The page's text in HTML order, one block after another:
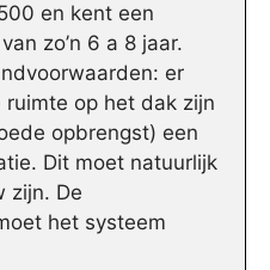
en kent een
zo’n 6 a 8 jaar.
er
op het dak zijn
opbrengst) een
Dit moet natuurlijk
zijn. De
het systeem